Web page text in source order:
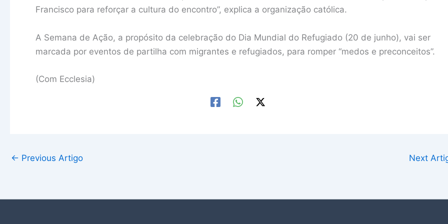
Francisco para reforçar a cultura do encontro”, explica a organização católica.
A Semana de Ação, a propósito da celebração do Dia Mundial do Refugiado (20 de junho), vai ser
marcada por eventos de partilha com migrantes e refugiados, para romper “medos e preconceitos”.
(Com Ecclesia)
← Previous Artigo Next